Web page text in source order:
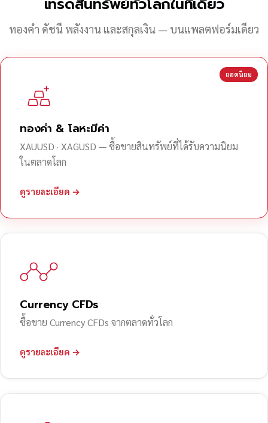
ทองคำ ดัชนี พลังงาน และสกุลเงิน — บนแพลตฟอร์มเดียว
ยอดนิยม
ทองคำ & โลหะมีค่า
XAUUSD · XAGUSD — ซื้อขายสินทรัพย์ที่ได้รับความนิยม
ในตลาดโลก
ดูรายละเอียด →
Currency CFDs
ซื้อขาย Currency CFDs จากตลาดทั่วโลก
ดูรายละเอียด →